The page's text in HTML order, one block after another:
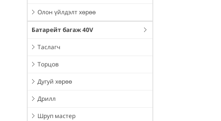
Олон үйлдэлт хөрөө
Батарейт багаж 40V
Таслагч
Торцов
Дугуй хөрөө
Дрилл
Шруп мастер